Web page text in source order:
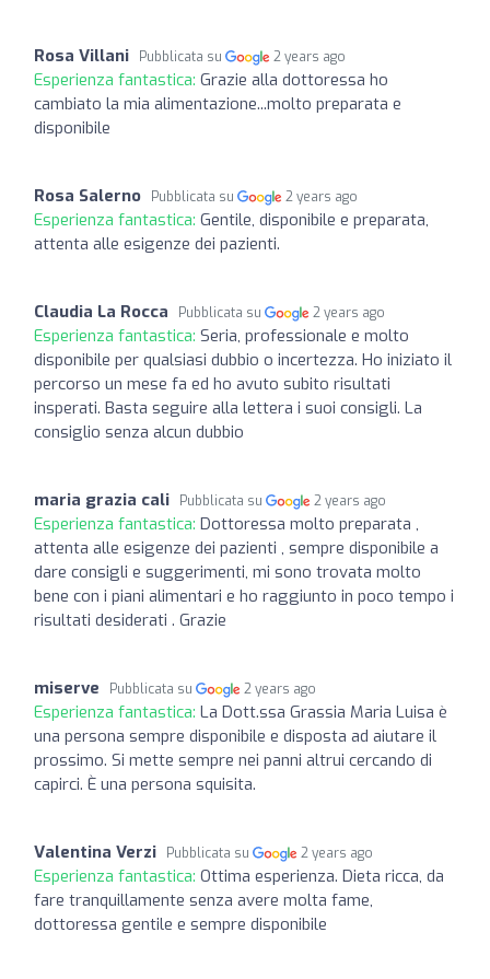
Rosa Villani Pubblicata su 2 years ago
Esperienza fantastica: Grazie alla dottoressa ho
cambiato la mia alimentazione...molto preparata e
disponibile
Rosa Salerno Pubblicata su 2 years ago
Esperienza fantastica: Gentile, disponibile e preparata,
attenta alle esigenze dei pazienti.
Claudia La Rocca Pubblicata su 2 years ago
Esperienza fantastica: Seria, professionale e molto
disponibile per qualsiasi dubbio o incertezza. Ho iniziato il
percorso un mese fa ed ho avuto subito risultati
insperati. Basta seguire alla lettera i suoi consigli. La
consiglio senza alcun dubbio
maria grazia cali Pubblicata su 2 years ago
Esperienza fantastica: Dottoressa molto preparata ,
attenta alle esigenze dei pazienti , sempre disponibile a
dare consigli e suggerimenti, mi sono trovata molto
bene con i piani alimentari e ho raggiunto in poco tempo i
risultati desiderati . Grazie
miserve Pubblicata su 2 years ago
Esperienza fantastica: La Dott.ssa Grassia Maria Luisa è
una persona sempre disponibile e disposta ad aiutare il
prossimo. Si mette sempre nei panni altrui cercando di
capirci. È una persona squisita.
Valentina Verzi Pubblicata su 2 years ago
Esperienza fantastica: Ottima esperienza. Dieta ricca, da
fare tranquillamente senza avere molta fame,
dottoressa gentile e sempre disponibile